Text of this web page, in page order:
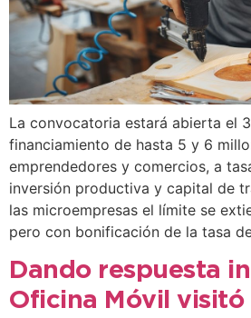
La convocatoria estará abierta el
financiamiento de hasta 5 y 6
emprendedores y comercios, a
inversión productiva y capital de
las microempresas el límite se
pero con bonificación de la tasa
Dando respuesta
Oficina Móvil visitó